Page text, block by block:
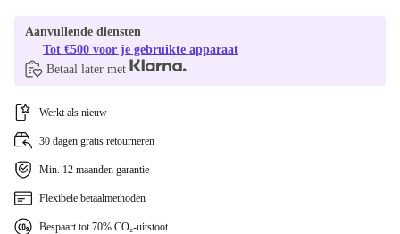
Aanvullende diensten
Tot €500 voor je gebruikte apparaat
Betaal later met
Werkt als nieuw
30 dagen gratis retourneren
Min. 12 maanden garantie
Flexibele betaalmethoden
Bespaart tot 70% CO₂-uitstoot